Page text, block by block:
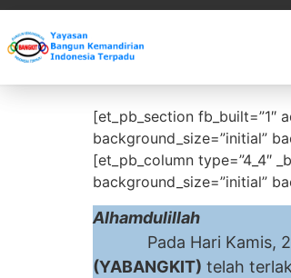
Wisata
[et_pb_section fb_built=”1″
background_size=”initial”
[et_pb_column type=”4_4″
background_size=”initial”
Alhamdulillah
Pada Hari Kamis, 27
(YABANGKIT) telah